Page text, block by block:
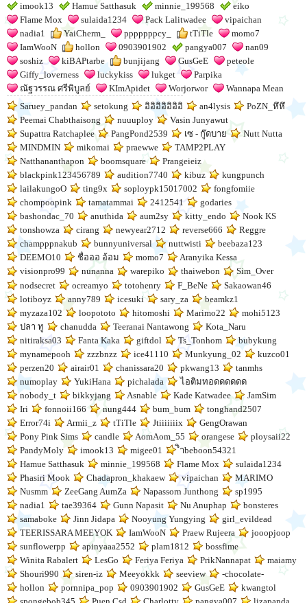
imook13
Hamue Satthasuk minnie_199568
eiko
Flame Mox
sulaida1234 Pack Lalitwadee
vipaichan
nadia1
YaiCherm_ pppppppcy_ tTiTle
momo7
IamWooN
hollon 0903901902 pangya007
nan09
soshiz
kiBAPtarbe bunjijang GusGeE
peteole
Giffy_loverness
luckykiss lukget
Parpika
ณัฐวรรณ ศรีพิบูลย์
KImApidet Worjorwor
Wannapa Mean
Saruey_pandan
setokung อิอิอิอิอิอิอิ an4lysis
PoZN_หึหึ
Peemai Chabthaisong
nuuuploy
Vasin Junyawut
Supattra Ratchaplee
PangPond2539 เซ - กู๊ดบาย
Nutt Nutta
MINDMIN
mikomai praewwe
TAMP2PLAY
Natthananthapon
boomsquare
Prangeieiz
blackpink123456789
audition7740 kibuz
kungpunch
lailakungoO
ting9x soploypk15017002
fongfomiie
chompoopink
tamatammai 2412541
godaries
bashondac_70
anuthida aum2sy kitty_endo
Nook KS
tonshowza
cirang newyear2712 reverse666
Reggre
champppnakub
bunnyuniversal nuttwisti
beebaza123
DEEMO10
ชื่อออ อ้อม momo7
Aranyika Kessa
visionpro99
nunanna warepiko thaiwebon
Sim_Over
nodsecret
ocreamyo totohenry F_BeNe
Sakaowan46
lotiboyz
anny789 icesuki sary_za
beamkz1
myzaza102
loopototo hitomoshi Marimo22
mohi5123
ปลา ทู
chanudda Teeranai Nantawong
Kota_Naru
nitiraksa03
Fanta Kaka giftdol Ts_Tonhom
bubykung
mynamepooh
zzzbnzz ice41110 Munkyung_02
kuzco01
perzen20
airair01 chanissara20 pkwang13
tanmhs
numoplay
YukiHana pichalada
ไอติมทอดดดดดด
nobody_t
bikkyjang Asnable Kade Katwadee
JamSim
Iri
fonnoii166 nung444 bum_bum
tonghand2507
Error74i
Armii_z tTiTle Jtiiiiiiix
GengOrawan
Pony Pink Sims
candle AomAom_55 orangese
ploysaii22
PandyMoly
imook13 migee01
ิำbeboon54321
Hamue Satthasuk
minnie_199568 Flame Mox
sulaida1234
Phasiri Mook
Chadapron_khakaew vipaichan
MARIMO
Nusmm
ZeeGang AumZa Napassorn Junthong
sp1995
nadia1
tae39364 Gunn Napasit Nu Anuphap
bonsteres
samaboke
Jinn Jidapa Nooyung Yungying
girl_evildead
TEERISSARA MEEYOK
IamWooN Praew Rujeera
jooopjoop
sunflowerpp
apinyaaa2552 plam1812
bossfime
Winita Rabalert
LesGo Feriya Feriya PrikNannapat
maiamy
Shouri990
siren-iz Meeyokkk seeview
-chocolate-
hollon
pornnipa_pop 0903901902 GusGeE
kwangtol